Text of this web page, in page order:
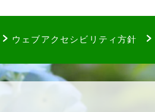
ウェブアクセシビリティ方針